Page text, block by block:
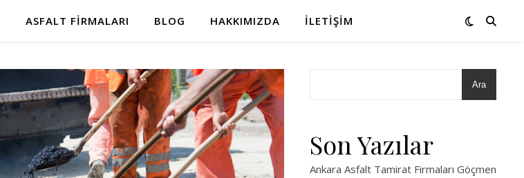
ASFALT FIRMALARI BLOG HAKKIMIZDA İLETIŞIM
Ara
Son Yazılar
Ankara Asfalt Tamirat Firmaları Göçmen